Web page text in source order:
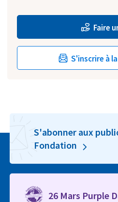
Faire
S'inscrire à
S'abonner aux
Fondation
26 Mars Purple